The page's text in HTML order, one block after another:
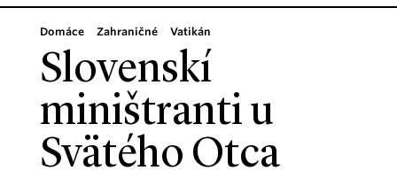
Domáce Zahraničné Vatikán
Slovenskí
miništranti u
Svätého Otca